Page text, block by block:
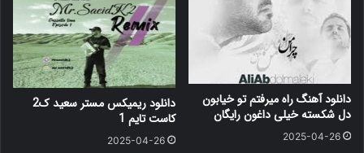
دانلود آهنگ راه میرفتم تو خیابون
دل شکسته خیلی داغون رایگان
2025-04-26
دانلود ریمیکس مستر سعید ک2
کاست تایم 1
2025-04-26